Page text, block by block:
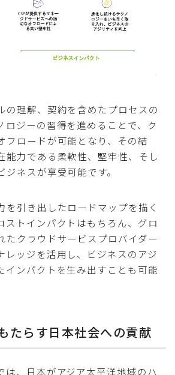
の理解、契約を含めたプロセスの
ロジーの習得を進めることで、ク
フロードが可能となり、その結
能力である柔軟性、堅牢性、そし
ネスが享受可能です。
を引き出したロードマップを描く
ストインパクトはもちろん、グロ
たクラウドサービスプロバイダー
レッジを活用し、ビジネスのアジ
インパクトを生み出すことも可能
たらす日本社会への貢献
は、日本がアジア太平洋地域のハ